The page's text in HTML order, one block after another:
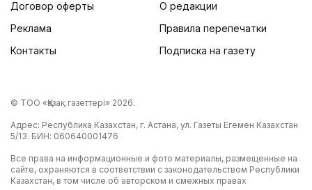
Договор оферты
Реклама
Контакты
О редакции
Правила перепечатки
Подписка на газету
© ТОО «Қазақ газеттері» 2026.
Адрес: Республика Казахстан, г. Астана, ул. Газеты Егемен Казахстан
5/13. БИН: 060640001476
Все права на информационные и фото материалы, размещенные на
сайте, охраняются в соответствии с законодательством Республики
Казахстан, в том числе об авторском и смежных правах